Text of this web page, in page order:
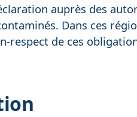
auprès des
Dans ces
respect de ces